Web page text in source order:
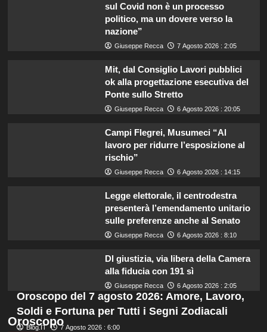
sul Covid non è un processo
politico, ma un dovere verso la
nazione”
Giuseppe Recca 7 Agosto 2026 : 2:05
Mit, dal Consiglio Lavori pubblici
ok alla progettazione esecutiva del
Ponte sullo Stretto
Giuseppe Recca 6 Agosto 2026 : 20:05
Campi Flegrei, Musumeci “Al
lavoro per ridurre l’esposizione al
rischio”
Giuseppe Recca 6 Agosto 2026 : 14:15
Legge elettorale, il centrodestra
presenterà l’emendamento unitario
sulle preferenze anche al Senato
Giuseppe Recca 6 Agosto 2026 : 8:10
Dl giustizia, via libera della Camera
alla fiducia con 191 sì
Giuseppe Recca 6 Agosto 2026 : 2:05
Oroscopo
Oroscopo del 7 agosto 2026: Amore, Lavoro,
Soldi e Fortuna per Tutti i Segni Zodiacali
Blog.IT 7 Agosto 2026 : 6:00